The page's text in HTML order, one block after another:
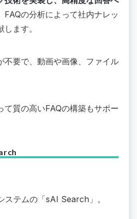
FAQの分析によって社内ナレッ
ます。
要で、動画や画像、ファイル
て質の高いFAQの構築もサポー
ステムの「sAI Search 」。